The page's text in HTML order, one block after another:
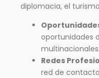
diplomacia, el
oportunidades
multinacionales.
Redes
red de